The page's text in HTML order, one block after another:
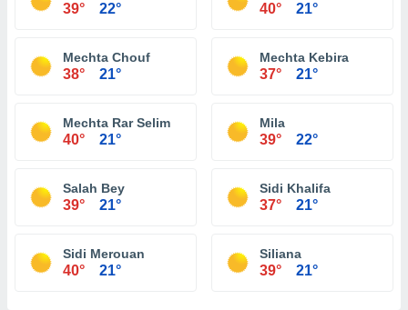
39° 22° 40° 21°
Mechta Chouf
38° 21°
Mechta Kebira
37° 21°
Mechta Rar Selim
40° 21°
Mila
39° 22°
Salah Bey
39° 21°
Sidi Khalifa
37° 21°
Sidi Merouan
40° 21°
Siliana
39° 21°